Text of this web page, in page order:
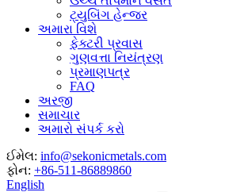
ટ્યુબિંગ હેન્જર
અમારા વિશે
ફેક્ટરી પ્રવાસ
ગુણવત્તા નિયંત્રણ
પ્રમાણપત્ર
FAQ
અરજી
સમાચાર
અમારો સંપર્ક કરો
ઈમેલ: info@sekonicmetals.com
ફોન: +86-511-86889860
English